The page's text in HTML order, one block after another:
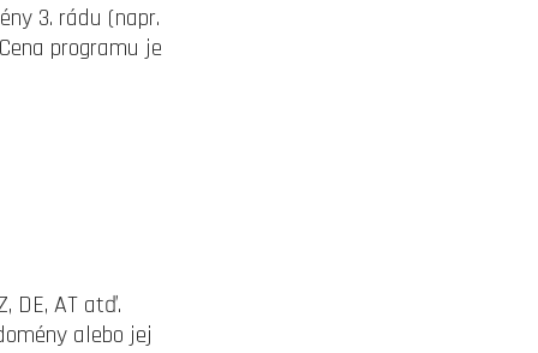
3. rádu (napr.
programu je
DE, AT atď.
alebo jej